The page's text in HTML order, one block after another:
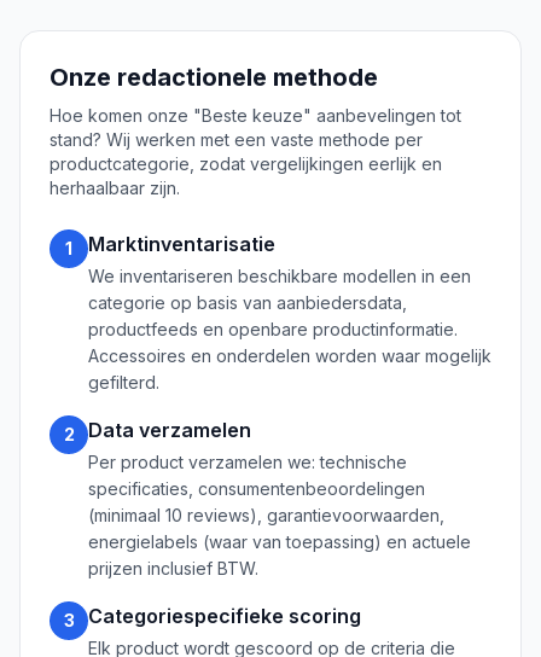
Onze redactionele methode
Hoe komen onze "Beste keuze" aanbevelingen tot
stand? Wij werken met een vaste methode per
productcategorie, zodat vergelijkingen eerlijk en
herhaalbaar zijn.
1 Marktinventarisatie
We inventariseren beschikbare modellen in een
categorie op basis van aanbiedersdata,
productfeeds en openbare productinformatie.
Accessoires en onderdelen worden waar mogelijk
gefilterd.
2 Data verzamelen
Per product verzamelen we: technische
specificaties, consumentenbeoordelingen
(minimaal 10 reviews), garantievoorwaarden,
energielabels (waar van toepassing) en actuele
prijzen inclusief BTW.
3 Categoriespecifieke scoring
Elk product wordt gescoord op de criteria die